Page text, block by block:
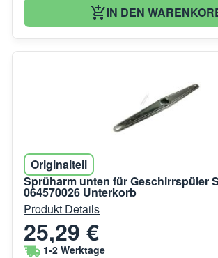
IN DEN
Originalteil
Sprüharm unten für Geschirrspüler
064570026 Unterkorb
Produkt Details
25,29 €
1-2 Werktage